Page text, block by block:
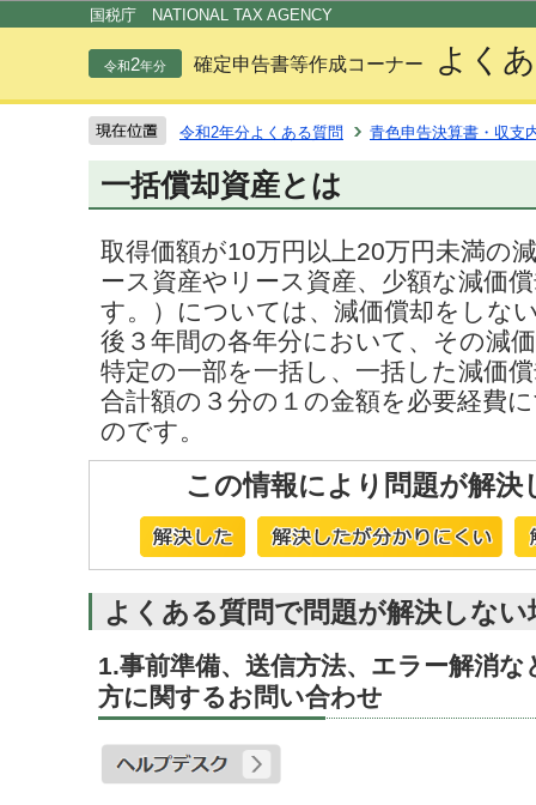
国税庁 NATIONAL TAX AGENCY
令和2年分 確定申告書等作成コーナー よく
令和2年分よくある質問 青色申告決算書・収支
一括償却資産とは
取得価額が10万円以上20万円未満の
ース資産やリース資産、少額な減価
す。）については、減価償却をしな
後３年間の各年分において、その減
特定の一部を一括し、一括した減価
合計額の３分の１の金額を必要経費
のです。
この情報により問題が解決
よくある質問で問題が解決しな
1.事前準備、送信方法、エラー解消
方に関するお問い合わせ